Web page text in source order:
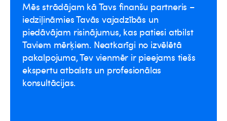
Mēs strādājam kā Tavs finanšu partneris –
iedziļināmies Tavās vajadzībās un
piedāvājam risinājumus, kas patiesi atbilst
Taviem mērķiem. Neatkarīgi no izvēlētā
pakalpojuma, Tev vienmēr ir pieejams tiešs
ekspertu atbalsts un profesionālas
konsultācijas.